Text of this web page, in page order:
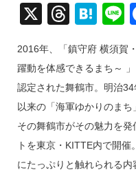
X
T
e
a
d
s
H
e
n
a
e
2016年、「鎮守府 横須賀
躍動を体感できるまち～
認定された舞鶴市。明治
以来の「海軍ゆかりのまち
その舞鶴市がその魅力を
トを東京・KITTE内で開
にたっぷりと触れられる